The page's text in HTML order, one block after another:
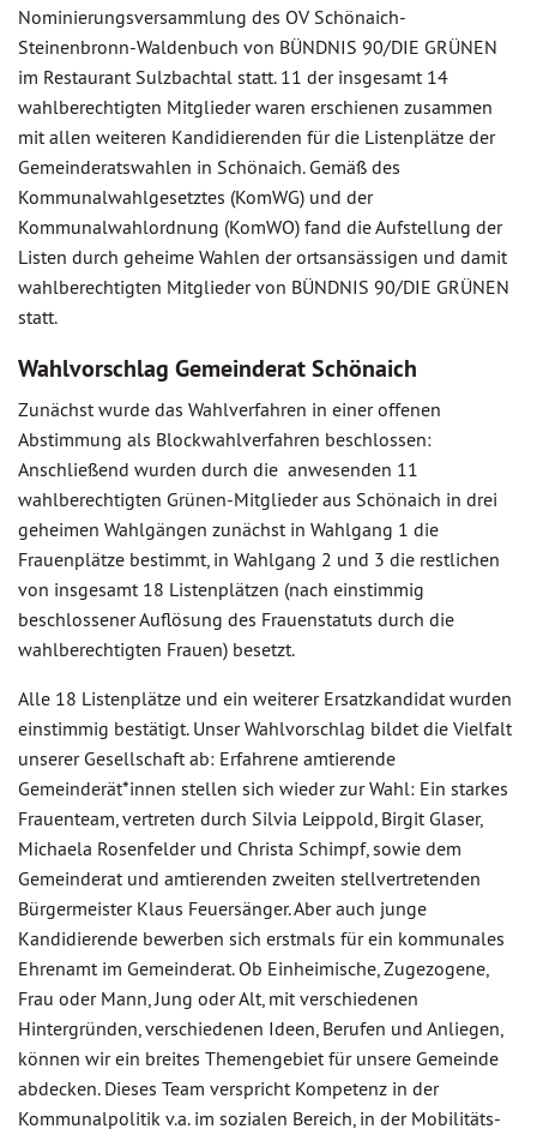
Nominierungsversammlung des OV Schönaich-
Steinenbronn-Waldenbuch von BÜNDNIS 90/DIE GRÜNEN
im Restaurant Sulzbachtal statt. 11 der insgesamt 14
wahlberechtigten Mitglieder waren erschienen zusammen
mit allen weiteren Kandidierenden für die Listenplätze der
Gemeinderatswahlen in Schönaich. Gemäß des
Kommunalwahlgesetztes (KomWG) und der
Kommunalwahlordnung (KomWO) fand die Aufstellung der
Listen durch geheime Wahlen der ortsansässigen und damit
wahlberechtigten Mitglieder von BÜNDNIS 90/DIE GRÜNEN
statt.
Wahlvorschlag Gemeinderat Schönaich
Zunächst wurde das Wahlverfahren in einer offenen
Abstimmung als Blockwahlverfahren beschlossen:
Anschließend wurden durch die anwesenden 11
wahlberechtigten Grünen-Mitglieder aus Schönaich in drei
geheimen Wahlgängen zunächst in Wahlgang 1 die
Frauenplätze bestimmt, in Wahlgang 2 und 3 die restlichen
von insgesamt 18 Listenplätzen (nach einstimmig
beschlossener Auflösung des Frauenstatuts durch die
wahlberechtigten Frauen) besetzt.
Alle 18 Listenplätze und ein weiterer Ersatzkandidat wurden
einstimmig bestätigt. Unser Wahlvorschlag bildet die Vielfalt
unserer Gesellschaft ab: Erfahrene amtierende
Gemeinderät*innen stellen sich wieder zur Wahl: Ein starkes
Frauenteam, vertreten durch Silvia Leippold, Birgit Glaser,
Michaela Rosenfelder und Christa Schimpf, sowie dem
Gemeinderat und amtierenden zweiten stellvertretenden
Bürgermeister Klaus Feuersänger. Aber auch junge
Kandidierende bewerben sich erstmals für ein kommunales
Ehrenamt im Gemeinderat. Ob Einheimische, Zugezogene,
Frau oder Mann, Jung oder Alt, mit verschiedenen
Hintergründen, verschiedenen Ideen, Berufen und Anliegen,
können wir ein breites Themengebiet für unsere Gemeinde
abdecken. Dieses Team verspricht Kompetenz in der
Kommunalpolitik v.a. im sozialen Bereich, in der Mobilitäts-